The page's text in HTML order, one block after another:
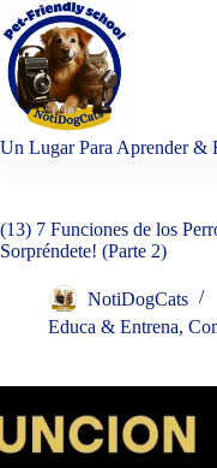
Saltar
al
contenido
Un Lugar Para Aprender &
(13) 7 Funciones de los
Sorpréndete! (Parte 2)
NotiDogCats
Educa & Entrena,